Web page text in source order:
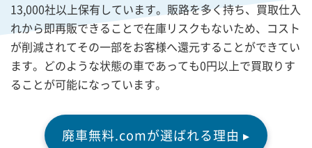
13,000社以上保有しています。販路を多く持ち、買取仕入
れから即再販できることで在庫リスクもないため、コスト
が削減されてその一部をお客様へ還元することができてい
ます。どのような状態の車であっても0円以上で買取りす
ることが可能になっています。
廃車無料.comが選ばれる理由 ▸